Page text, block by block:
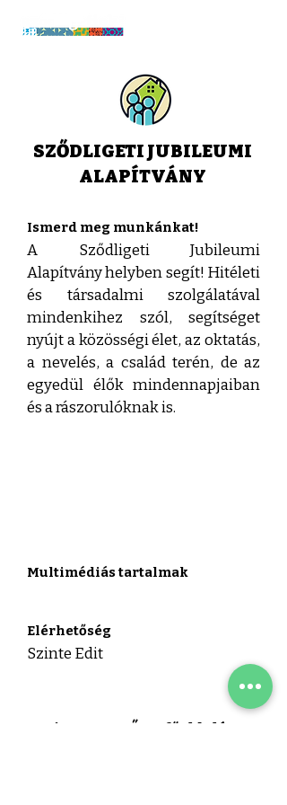
SZŐDLIGETI JUBILEUMI
ALAPÍTVÁNY
Ismerd meg munkánkat!
A Sződligeti Jubileumi
Alapítvány helyben segít! Hitéleti
és társadalmi szolgálatával
mindenkihez szól, segítséget
nyújt a közösségi élet, az oktatás,
a nevelés, a család terén, de az
egyedül élők mindennapjaiban
és a rászorulóknak is.
Multimédiás tartalmak
Elérhetőség
Szinte Edit
vissza a SZŐKE főoldalára